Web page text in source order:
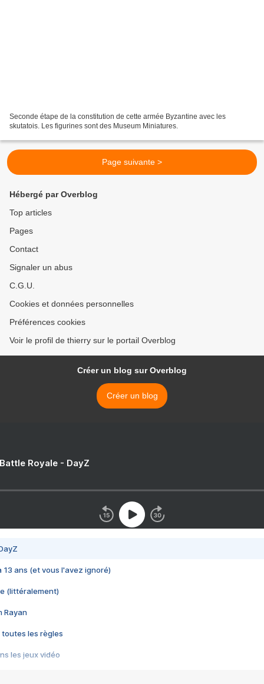
Seconde étape de la constitution de cette armée Byzantine avec les
skutatois. Les figurines sont des Museum Miniatures.
Page suivante >
Hébergé par Overblog
Top articles
Pages
Contact
Signaler un abus
C.G.U.
Cookies et données personnelles
Préférences cookies
Voir le profil de thierry sur le portail Overblog
Créer un blog sur Overblog
Créer un blog
Royale - DayZ
13 ans (et vous l'avez ignoré)
(littéralement)
Rayan
toutes les règles
les jeux vidéo